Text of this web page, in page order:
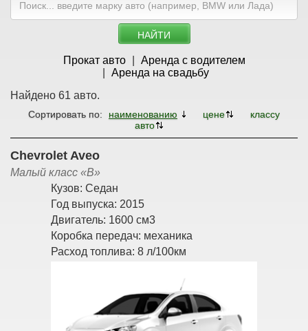
НАЙТИ
Прокат авто
Аренда с водителем
Аренда на свадьбу
Найдено 61 авто.
Сортировать по: наименованию цене
классу
авто
Chevrolet Aveo
Малый класс «B»
Кузов: Седан
Год выпуска: 2015
Двигатель: 1600 см3
Коробка передач: механика
Расход топлива: 8 л/100км